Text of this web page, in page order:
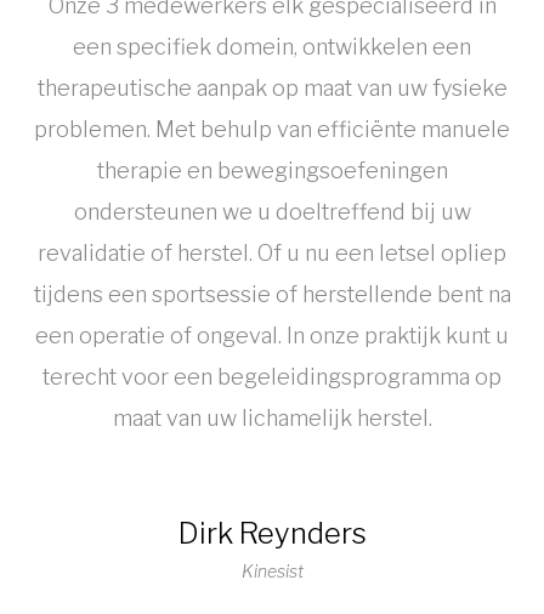
Onze 3 medewerkers elk gespecialiseerd in
een specifiek domein, ontwikkelen een
therapeutische aanpak op maat van uw fysieke
problemen. Met behulp van efficiënte manuele
therapie en bewegingsoefeningen
ondersteunen we u doeltreffend bij uw
revalidatie of herstel. Of u nu een letsel opliep
tijdens een sportsessie of herstellende bent na
een operatie of ongeval. In onze praktijk kunt u
terecht voor een begeleidingsprogramma op
maat van uw lichamelijk herstel.
Dirk Reynders
Kinesist